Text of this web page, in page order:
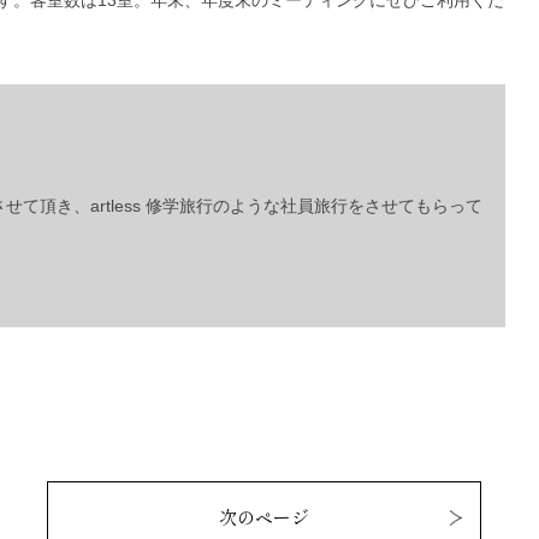
て頂き、artless 修学旅行のような社員旅行をさせてもらって
次のページ